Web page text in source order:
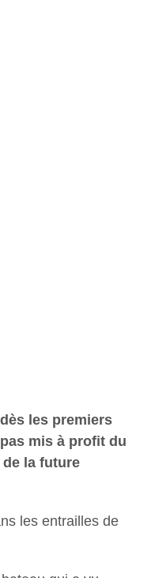
les premiers
mis à profit du
la future
les entrailles de